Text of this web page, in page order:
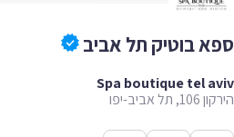
בוטיק תל אביב
Spa boutique tel
אביב-יפו